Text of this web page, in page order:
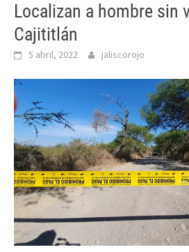
Localizan a hombre sin
Cajititlán
5 abril, 2022 jaliscorojo